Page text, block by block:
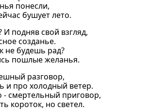
понесли,
бушует лето.
И подняв свой взгляд,
созданье.
не будешь рад?
пошлые желанья.
разговор,
и про холодный ветер.
- смертельный приговор,
короток, но светел.